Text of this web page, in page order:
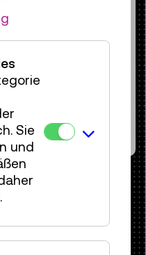
den Cookie
ändern.
öffnen
Sie
und